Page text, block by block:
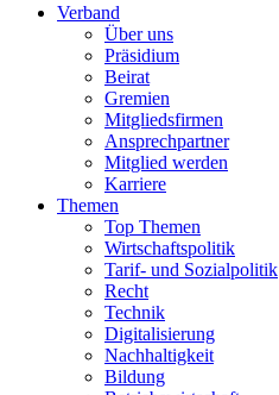
Verband
Über uns
Präsidium
Beirat
Gremien
Mitgliedsfirmen
Ansprechpartner
Mitglied werden
Karriere
Themen
Top Themen
Wirtschaftspolitik
Tarif- und Sozialpolitik
Recht
Technik
Digitalisierung
Nachhaltigkeit
Bildung